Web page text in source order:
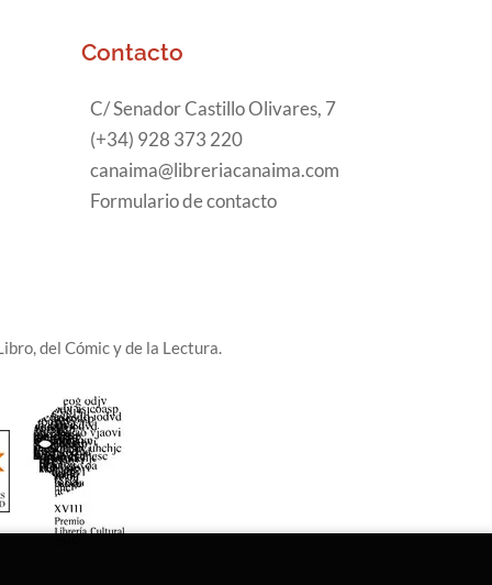
Contacto
C/ Senador Castillo Olivares, 7
(+34) 928 373 220
canaima@libreriacanaima.com
Formulario de contacto
del Cómic y de la Lectura.